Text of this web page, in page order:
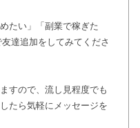
たい」「副業で稼ぎた
達追加をしてみてくださ
すので、流し見程度でも
たら気軽にメッセージを